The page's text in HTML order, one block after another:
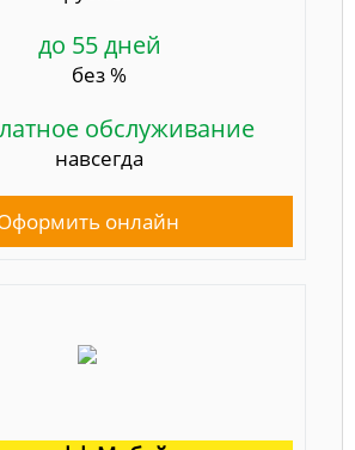
до 55 дней
без %
обслуживание
навсегда
онлайн